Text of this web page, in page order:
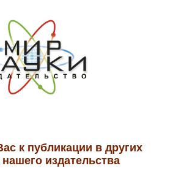
к публикации в других
издательства